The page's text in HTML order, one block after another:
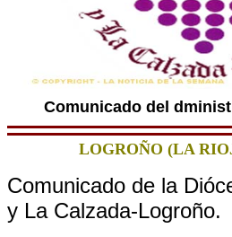
Comunicado del
LOGROÑO (LA
Comunicado de la
y La Calzada-Logroño.